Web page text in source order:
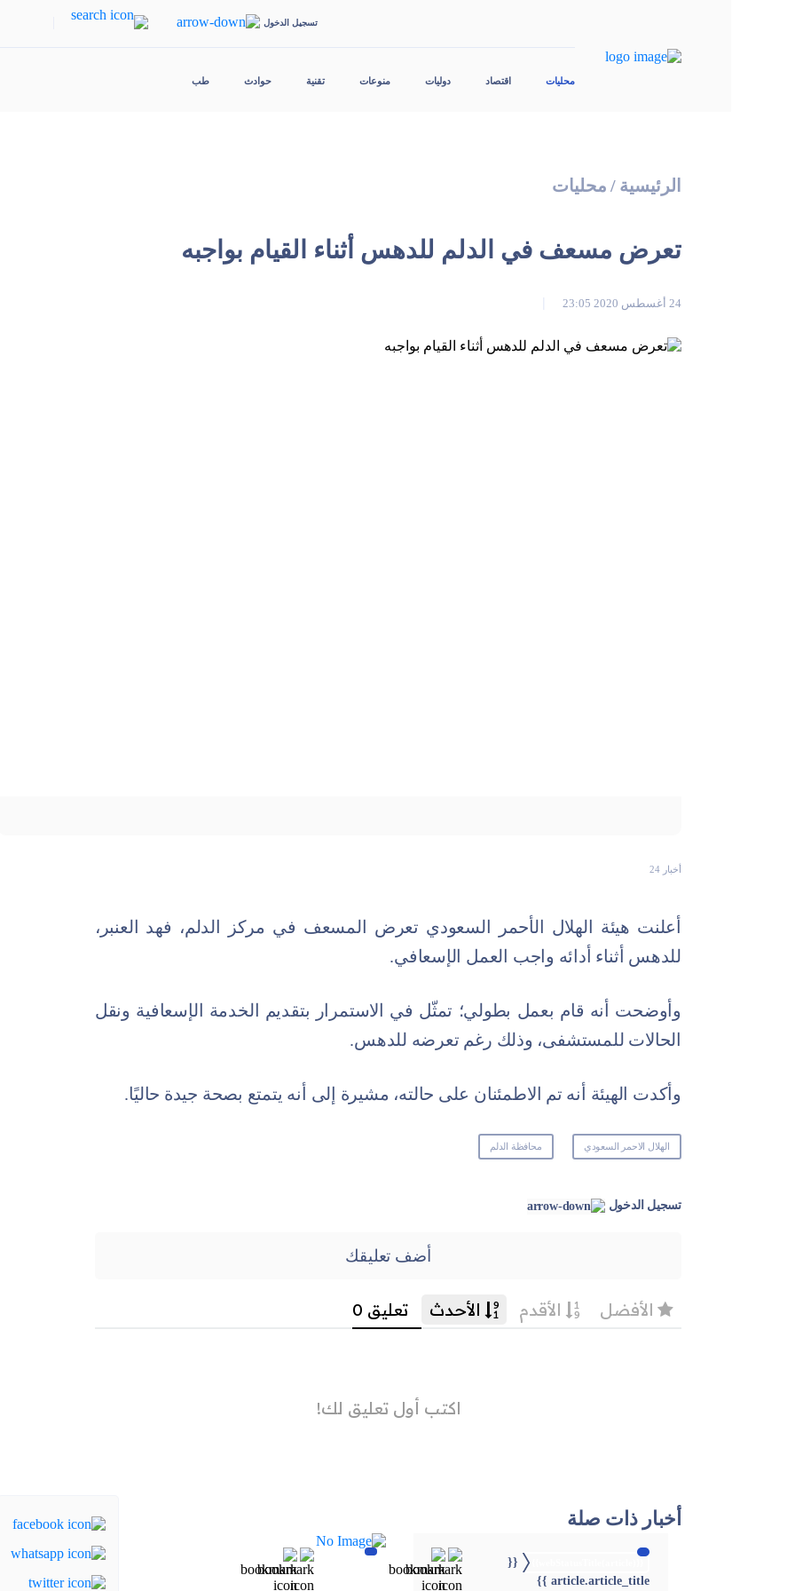
تسجيل الدخول
محليات اقتصاد دوليات منوعات تقنية حوادث طب
الرئيسية / محليات
تعرض مسعف في الدلم للدهس أثناء القيام بواجبه
24 أغسطس 2020 23:05
أخبار 24
أعلنت هيئة الهلال الأحمر السعودي تعرض المسعف في مركز الدلم، فهد العنبر،
للدهس أثناء أدائه واجب العمل الإسعافي.
وأوضحت أنه قام بعمل بطولي؛ تمثّل في الاستمرار بتقديم الخدمة الإسعافية ونقل
الحالات للمستشفى، وذلك رغم تعرضه للدهس.
وأكدت الهيئة أنه تم الاطمئنان على حالته، مشيرة إلى أنه يتمتع بصحة جيدة حاليًا.
الهلال الاحمر السعودي محافظة الدلم
تسجيل الدخول
أضف تعليقك
أخبار ذات صلة
{{
article.article_title }}